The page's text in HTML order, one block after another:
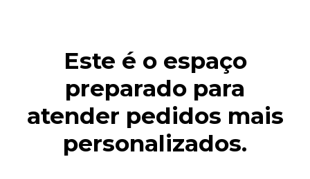
Este é o espaço
preparado para
atender pedidos mais
personalizados.